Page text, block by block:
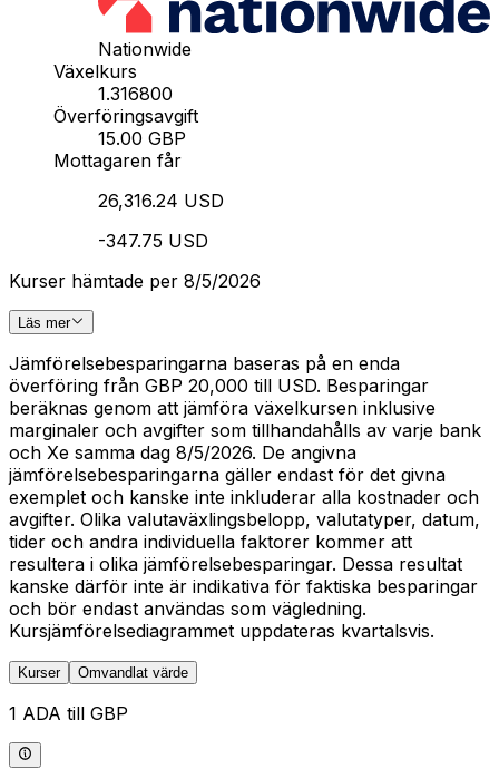
Nationwide
Växelkurs
1.316800
Överföringsavgift
15.00 GBP
Mottagaren får
26,316.24 USD
-347.75 USD
Kurser hämtade per 8/5/2026
Läs mer
Jämförelsebesparingarna baseras på en enda
överföring från GBP 20,000 till USD. Besparingar
beräknas genom att jämföra växelkursen inklusive
marginaler och avgifter som tillhandahålls av varje bank
och Xe samma dag 8/5/2026. De angivna
jämförelsebesparingarna gäller endast för det givna
exemplet och kanske inte inkluderar alla kostnader och
avgifter. Olika valutaväxlingsbelopp, valutatyper, datum,
tider och andra individuella faktorer kommer att
resultera i olika jämförelsebesparingar. Dessa resultat
kanske därför inte är indikativa för faktiska besparingar
och bör endast användas som vägledning.
Kursjämförelsediagrammet uppdateras kvartalsvis.
Kurser Omvandlat värde
1 ADA till GBP